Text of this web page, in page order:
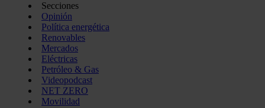
Secciones
Opinión
Política energética
Renovables
Mercados
Eléctricas
Petróleo & Gas
Videopodcast
NET ZERO
Movilidad